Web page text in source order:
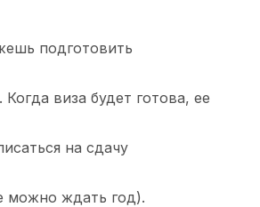
подготовить
виза будет готова, ее
на сдачу
можно ждать год).